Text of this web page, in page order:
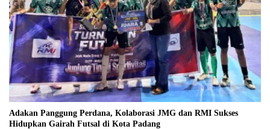
Adakan Panggung Perdana, Kolaborasi JMG dan RMI Sukses
Hidupkan Gairah Futsal di Kota Padang